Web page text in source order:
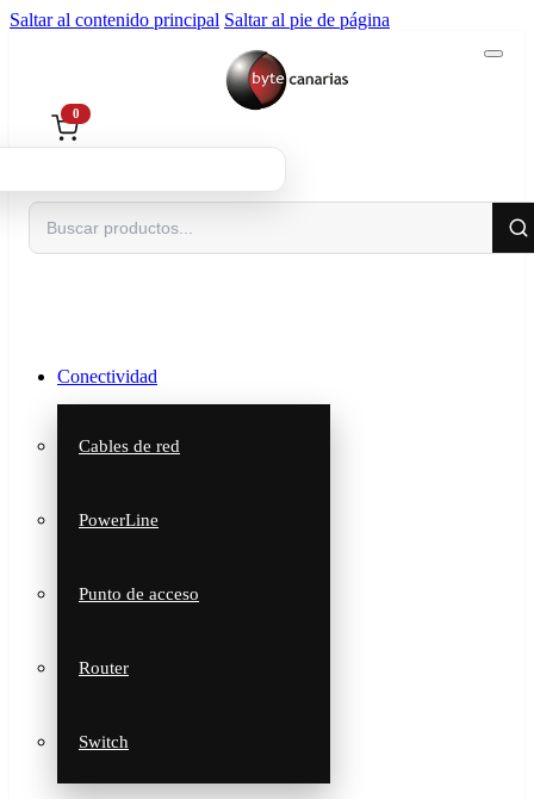
Saltar al contenido principal Saltar al pie de página
Buscar
0
Conectividad
Cables de red
PowerLine
Punto de acceso
Router
Switch